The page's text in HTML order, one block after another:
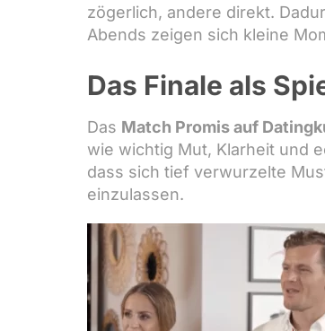
zögerlich, andere direkt.
Abends zeigen sich kleine
Das Finale als
Das Match Promis auf
wie wichtig Mut, Klarheit und
dass sich tief verwurzelte
einzulassen.